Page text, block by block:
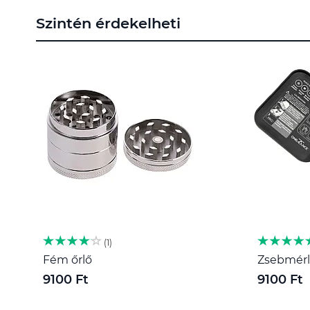
képgaléria
elejére
Szintén érdekelheti
1
Fém őrlő
9100 Ft 9100 Ft